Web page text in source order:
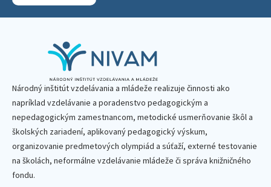
Národný inštitút vzdelávania a mládeže realizuje činnosti ako
napríklad vzdelávanie a poradenstvo pedagogickým a
nepedagogickým zamestnancom, metodické usmerňovanie škôl a
školských zariadení, aplikovaný pedagogický výskum,
organizovanie predmetových olympiád a súťaží, externé testovanie
na školách, neformálne vzdelávanie mládeže či správa knižničného
fondu.